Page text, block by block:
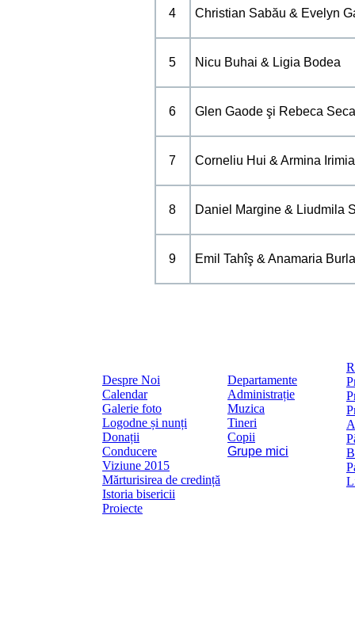
4 Christian Sabău & Evelyn
5 Nicu Buhai & Ligia Bodea
6 Glen Gaode şi Rebeca
7 Corneliu Hui & Armina Irimia
8 Daniel Margine & Liudmila
9 Emil Tahîş & Anamaria
Despre Noi
Calendar
Galerie foto
Logodne și nunți
Donații
Conducere
Viziune 2015
Mărturisirea de credință
Istoria bisericii
Proiecte
Departamente
Administrație
Muzica
Tineri
Copii
Grupe mici